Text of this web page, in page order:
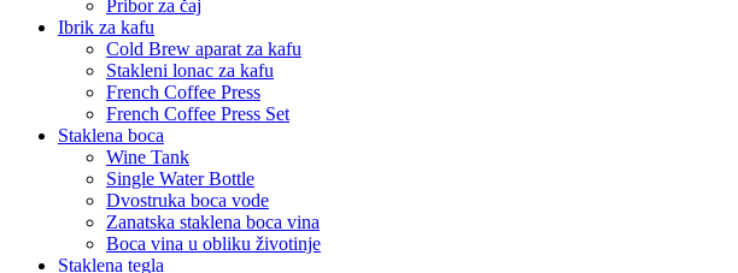
Pribor za čaj
Ibrik za kafu
Cold Brew aparat za kafu
Stakleni lonac za kafu
French Coffee Press
French Coffee Press Set
Staklena boca
Wine Tank
Single Water Bottle
Dvostruka boca vode
Zanatska staklena boca vina
Boca vina u obliku životinje
Staklena tegla